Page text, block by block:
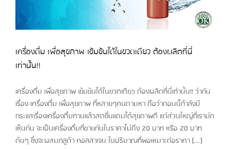
เครื่องดื่ม เพื่อสุขภาพ เข้มข้นได้ในขวดเดียว ต้องผลิตที่นี่
เท่านั้น!!
เครื่องดื่ม เพื่อสุขภาพ เข้มข้นได้ในขวดเดียว ต้องผลิตที่นี่เท่านั้น!! ว่ากัน
เรื่อง เครื่องดื่ม เพื่อสุขภาพ ที่หลายๆคนถามหา ถือว่าตอนนี้กำลังมี
กระแสเรื่องเครื่องดื่มทานแล้วสดชื่นแถมได้สุขภาพดี แต่ส่วนใหญ่ที่เรามัก
เห็นกัน จะเป็นเครื่องดื่มที่ขายกันในราคาไม่ถึง 20 บาท หรือ 20 บาท
ต้นๆ ซึ่งจะผสมกลูต้า คอลลาเจน ในปริมาณที่พอเหมาะต่อราคา [...]